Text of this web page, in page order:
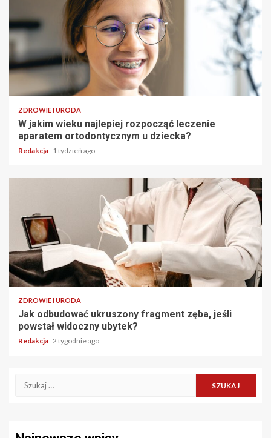
ZDROWIE I URODA
W jakim wieku najlepiej rozpocząć leczenie
aparatem ortodontycznym u dziecka?
Redakcja 1 tydzień ago
ZDROWIE I URODA
Jak odbudować ukruszony fragment zęba, jeśli
powstał widoczny ubytek?
Redakcja 2 tygodnie ago
Szukaj: